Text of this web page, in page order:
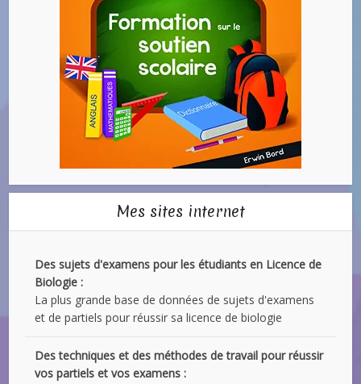
Mes sites internet
Des sujets d'examens pour les étudiants en Licence de
Biologie :
La plus grande base de données de sujets d'examens
et de partiels pour réussir sa licence de biologie
Des techniques et des méthodes de travail pour réussir
vos partiels et vos examens :